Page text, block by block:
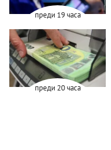
преди 19 часа
преди 20 часа